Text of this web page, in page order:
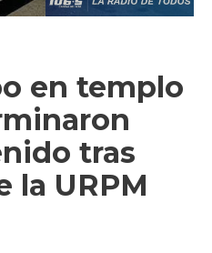
en templo
tras
la URPM